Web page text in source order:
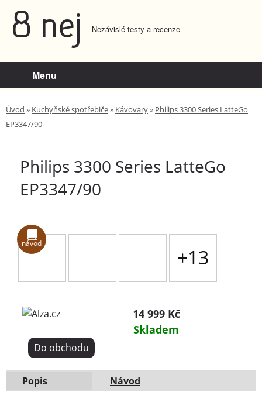
8 nej Nezávislé testy a recenze
Úvod » Kuchyňské spotřebiče» Kávovary» Philips 3300 Series LatteGo
EP3347/90
Philips 3300 Series LatteGo
EP3347/90
návod
+13
14 999 Kč
Skladem
Do obchodu
Popis Návod
Menu